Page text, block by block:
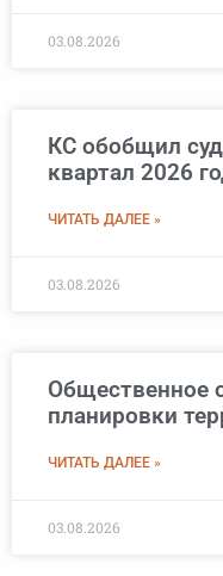
03.08.2026
КС обобщил
квартал 2026
ЧИТАТЬ ДАЛЕЕ »
03.08.2026
Общественное
планировки
ЧИТАТЬ ДАЛЕЕ »
03.08.2026